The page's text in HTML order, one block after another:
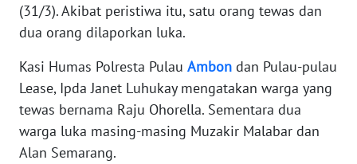
(31/3). Akibat peristiwa itu, satu orang tewas dan
dua orang dilaporkan luka.
Kasi Humas Polresta Pulau Ambon dan Pulau-pulau
Lease, Ipda Janet Luhukay mengatakan warga yang
tewas bernama Raju Ohorella. Sementara dua
warga luka masing-masing Muzakir Malabar dan
Alan Semarang.
INDEKS
BERITA
KONTAK
KAMI
INFO
IKLAN